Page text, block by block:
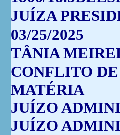
JUÍZA
03/25/2025
TÂNIA
CONFLITO
MATÉRIA
JUÍZO
JUÍZO